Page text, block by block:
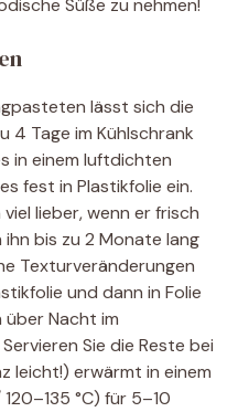
Süße zu nehmen!
lässt sich die
4 Tage im Kühlschrank
in einem luftdichten
fest in Plastikfolie ein.
lieber, wenn er frisch
bis zu 2 Monate lang
Texturveränderungen
und dann in Folie
über Nacht im
Sie die Reste bei
leicht!) erwärmt in einem
°C) für 5–10